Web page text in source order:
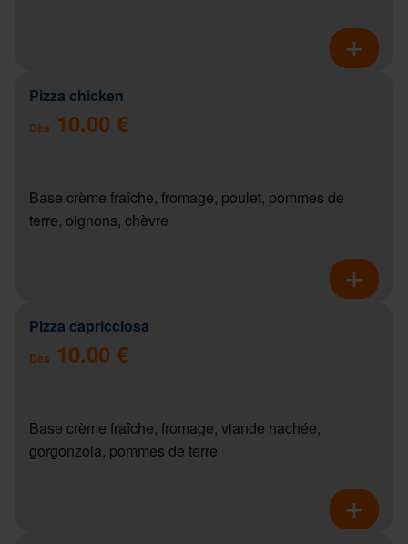
Pizza chicken
Dès 10.00 €
Base crème fraîche, fromage, poulet, pommes de
terre, oignons, chèvre
Pizza capricciosa
Dès 10.00 €
Base crème fraîche, fromage, viande hachée,
gorgonzola, pommes de terre